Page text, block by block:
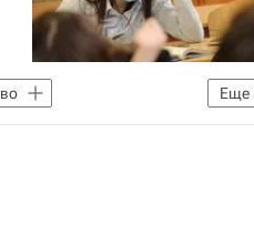
Еще
навигатор